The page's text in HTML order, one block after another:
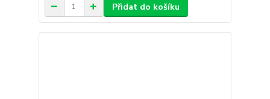
Přidat do košíku